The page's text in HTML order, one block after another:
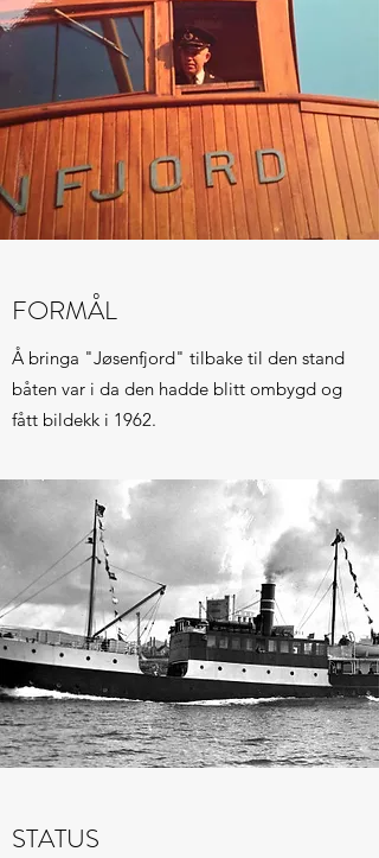
FORMÅL
Å bringa "Jøsenfjord" tilbake til den stand
båten var i da den hadde blitt ombygd og
fått bildekk i 1962.
STATUS